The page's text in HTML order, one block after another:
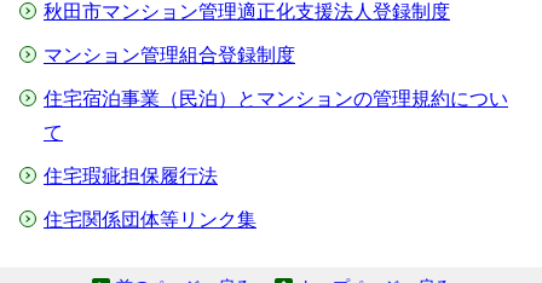
秋田市マンション管理適正化支援法人登録制度
マンション管理組合登録制度
住宅宿泊事業（民泊）とマンションの管理規約につい
て
住宅瑕疵担保履行法
住宅関係団体等リンク集